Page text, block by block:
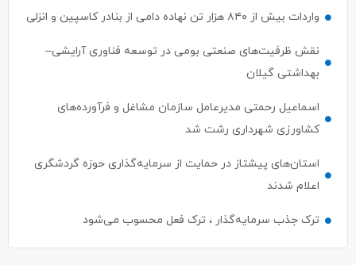
واردات بیش از ۸۴۰ هزار تن نهاده دامی از بنادر كاسپین و انزلی
نقش ظرفیت‌های صنعتی بومی در توسعه فناوری آرایشی–
بهداشتی گیلان
اسماعیل رحمتی مدیرعامل سازمان مشاغل و فرآورده‌های
کشاورزی شهرداری رشت شد
استان‌های پیشتاز در حمایت از سرمایه‌گذاری حوزه گردشگری
اعلام شدند
ترک جذب سرمایه‌گذار ، ترک فعل محسوب می‌شود